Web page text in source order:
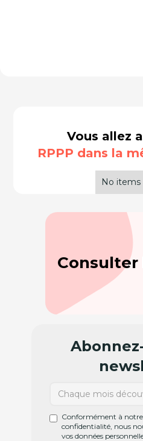
Vous allez
RPPP dans la
No items
Consulter
Conformément à
confidentialité, nous
vos données